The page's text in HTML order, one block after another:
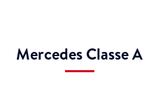
Mercedes Classe A